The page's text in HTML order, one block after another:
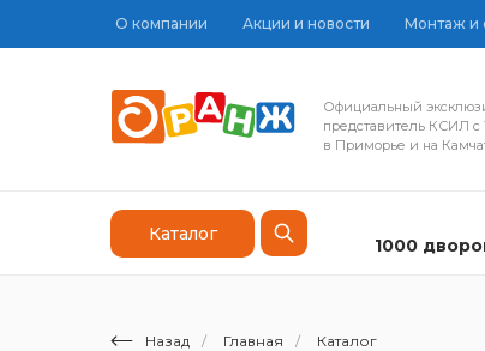
О компании Акции и новости Монтаж и
Каталог
Официальный
представитель КСИЛ с
в Приморье и на
1000
Назад / Главная / Каталог